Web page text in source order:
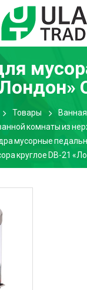
Товары
комнаты из
мусорные
круглое DB-21